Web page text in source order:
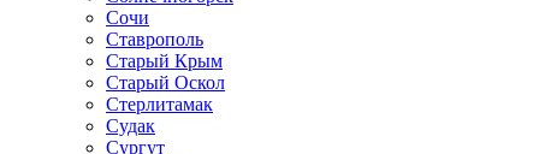
Сочи
Ставрополь
Старый Крым
Старый Оскол
Стерлитамак
Судак
Сургут